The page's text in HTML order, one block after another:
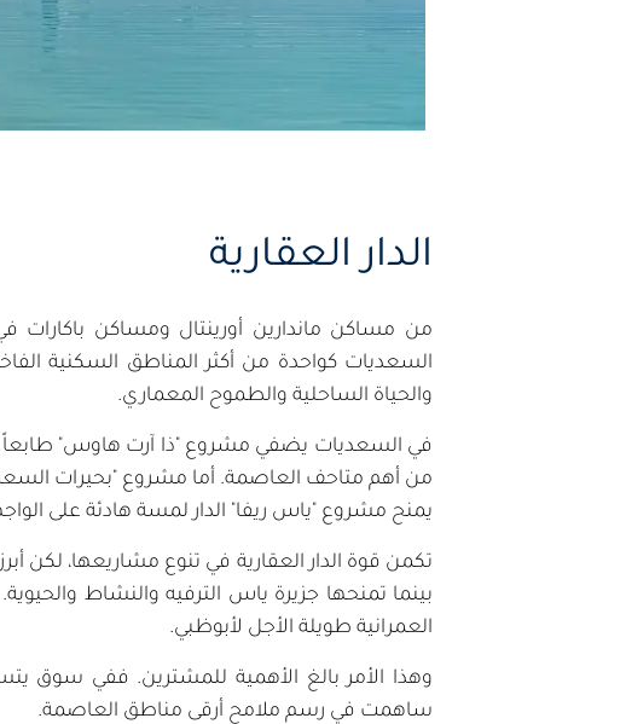
الدار العقارية
من مساكن ماندارين أورينتال ومساكن
السعديات كواحدة من أكثر المناطق السكنية
والحياة الساحلية والطموح المعماري.
في السعديات يضفي مشروع "ذا آرت هاوس" طابعاً
من أهم متاحف العاصمة. أما مشروع "بحيرات
يمنح مشروع "ياس ريفا" الدار لمسة هادئة على
تكمن قوة الدار العقارية في تنوع مشاريعها، لكن
بينما تمنحها جزيرة ياس الترفيه والنشاط
العمرانية طويلة الأجل لأبوظبي.
وهذا الأمر بالغ الأهمية للمشترين. ففي سوق
ساهمت في رسم ملامح أرقى مناطق العاصمة.